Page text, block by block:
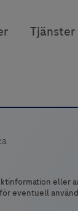
Tjänster
eller
eventuell